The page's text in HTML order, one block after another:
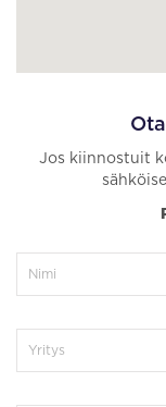
Jos kiinnostuit